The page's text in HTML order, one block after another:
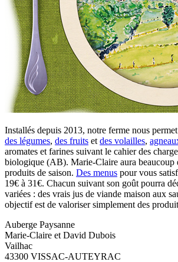
Installés depuis 2013, notre ferme nous
des légumes, des fruits et des volailles,
aromates et farines suivant le cahier des
biologique (AB). Marie-Claire aura beaucoup
produits de saison. Des menus pour vous
19€ à 31€. Chacun suivant son goût pourra
variées : des vrais jus de viande maison aux
objectif est de valoriser simplement des
Auberge Paysanne
Marie-Claire ​et David Dubois
Vailhac
43300 VISSAC-AUTEYRAC